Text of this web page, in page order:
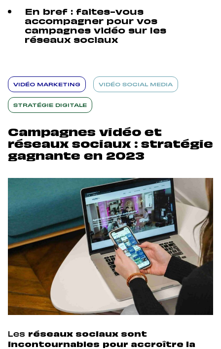
VIDÉO MARKETING VIDÉO SOCIAL MEDIA
STRATÉGIE DIGITALE
Campagnes vidéo et
réseaux sociaux : stratégie
gagnante en 2023
Les réseaux sociaux sont
incontournables pour accroître la
En bref : faites-vous
accompagner pour vos
campagnes vidéo sur les
réseaux sociaux